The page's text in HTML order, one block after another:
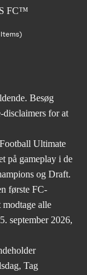
Besøg
disclaimers for at
Ultimate
på gameplay i de
og Draft.
første FC-
alle
september 2026,
Tag